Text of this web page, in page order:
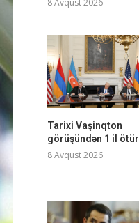
8 Avqust 2026
Tarixi Vaşinqton
görüşündən 1 il ötür
8 Avqust 2026